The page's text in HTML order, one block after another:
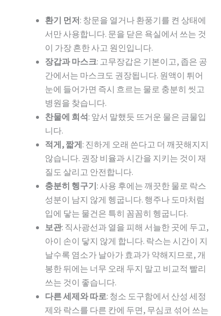
환기 먼저: 창문을 열거나 환풍기를 켠 상태에
서만 사용합니다. 문을 닫은 욕실에서 쓰는 것
이 가장 흔한 사고 원인입니다.
장갑과 마스크: 고무장갑은 기본이고, 좁은 공
간에서는 마스크도 권장됩니다. 원액이 튀어
눈에 들어가면 즉시 흐르는 물로 충분히 씻고
병원을 찾습니다.
찬물에 희석: 앞서 말했듯 뜨거운 물은 금물입
니다.
적게, 짧게: 진하게 오래 쓴다고 더 깨끗해지지
않습니다. 권장 비율과 시간을 지키는 것이 재
질도 살리고 안전합니다.
충분히 헹구기: 사용 후에는 깨끗한 물로 락스
성분이 남지 않게 헹굽니다. 행주나 도마처럼
입에 닿는 물건은 특히 꼼꼼히 헹굽니다.
보관: 직사광선과 열을 피해 서늘한 곳에 두고,
아이 손이 닿지 않게 합니다. 락스는 시간이 지
날수록 염소가 날아가 효과가 약해지므로, 개
봉한 뒤에는 너무 오래 두지 말고 비교적 빨리
쓰는 것이 좋습니다.
다른 세제와 따로: 청소 도구함에서 산성 세정
제와 락스를 다른 칸에 두면, 무심코 섞어 쓰는